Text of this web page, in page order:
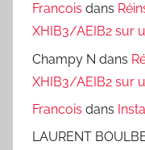
Francois dans
XHIB3/AEIB2 sur
Champy N dans
XHIB3/AEIB2 sur
Francois dans
LAURENT